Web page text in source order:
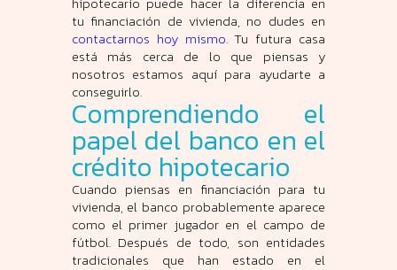
tu financiación de vivienda, no dudes en
contactarnos hoy mismo. Tu futura casa
está más cerca de lo que piensas y
nosotros estamos aquí para ayudarte a
conseguirlo.
Comprendiendo el
papel del banco en el
crédito hipotecario
Cuando piensas en financiación para tu
vivienda, el banco probablemente aparece
como el primer jugador en el campo de
fútbol. Después de todo, son entidades
tradicionales que han estado en el